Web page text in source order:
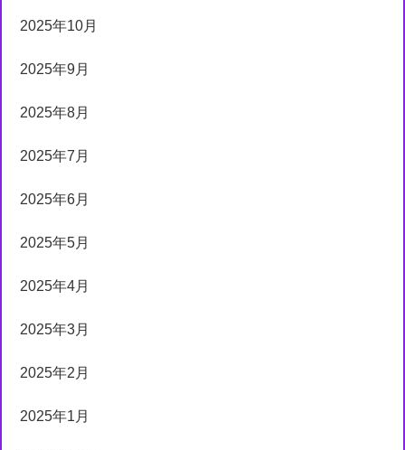
2025年10月
2025年9月
2025年8月
2025年7月
2025年6月
2025年5月
2025年4月
2025年3月
2025年2月
2025年1月